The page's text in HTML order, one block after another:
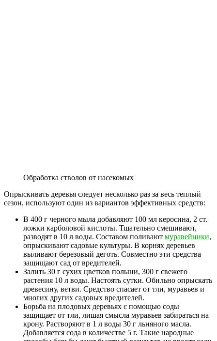
Обработка стволов от насекомых
Опрыскивать деревья следует несколько раз за весь теплый
сезон, используют один из вариантов эффективных средств:
В 400 г черного мыла добавляют 100 мл керосина, 2 ст.
ложки карболовой кислоты. Тщательно смешивают,
разводят в 10 л воды. Составом поливают муравейники,
опрыскивают садовые культуры. В корнях деревьев
выливают березовый деготь. Совместно эти средства
защищают сад от вредителей.
Залить 30 г сухих цветков полыни, 300 г свежего
растения 10 л воды. Настоять сутки. Обильно опрыскать
древесину, ветви. Средство спасает от тли, муравьев и
многих других садовых вредителей.
Борьба на плодовых деревьях с помощью соды
защищает от тли, лишая смысла муравьев забираться на
крону. Растворяют в 1 л воды 30 г льняного масла.
Добавляется сода в количестве 5 г. Такие народные